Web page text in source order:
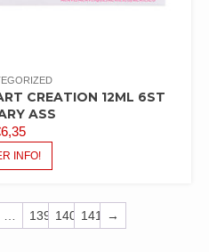
CREATION 12ML 6ST
ASS
6,35
INFO!
139 140 141 →